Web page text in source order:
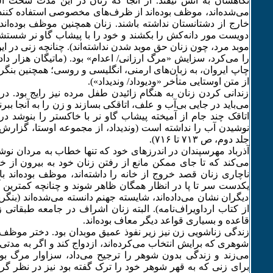
می‌شده‌اند، موظف بوده‌اند از ظرف‌های مخصوصی استفاده کنند
خارج از دشتانستان نداشته باشند. زنان همچنین موظف
دویست مور دانه‌کش را بکشند و خود را با پیشاب گاو نر
موبد مرد، چون زنان حق موبد شدن نداشته‌اند). چنانچه زنی
را می‌کرد، سزایش «مرگ ارزانی/ اعدام» بود. (ماتیگان هزار
چاپ ایروان، به زبان‌های ارمنی، انگلیسی و روسی؛ همچنین
از متن اوستایی متأخر «ودیوداد/ وندیداد»).
زندانی کردن زنان به هنگام زائیدن طفل مرده نیز رایج بود.
می‌باید در جایی بی‌آب و علف، اتاقکی بسازند و زن را به آنجا
اتاقک چند جام از آمیخته پیشاب گاو نر با خاکستر را بنوشد
نوشیدن آب را نداشته است (وندیداد، از مجموعه اوستا،
جلد دوم، ص ۷۱٣ تا ۷۱۶).
آذرباد مهرسپندان در اندرزهای خود که تنها خطاب به
می‌کند که تا جای ممکن مانع از رفتن زنان خود به بیرون از
ناچاری زنان قصد خروج از خانه را داشته‌اند، موظف
یکدست سر تا پا در انظار همگان ظاهر شوند و چنانچه کمترین
دیگران نشان می‌داده‌اند، شایسته جهنم دانسته می‌شده‌اند
از کتاب ارداویراف‌نامه). البته زنان اشراف در جامعه
قاعده و بسیاری قواعد دیگر معاف بوده‌اند.
شوهری که برایش انتخاب می‌کرده‌اند، ازدواج کند و اگر به مدتی
می‌زند و زندگی بدون شوهر را ترجیح می‌داد، سزاوار مرگ
برای زنی که به قهر شوهر خود را ترک گفته بود نیز در نظر